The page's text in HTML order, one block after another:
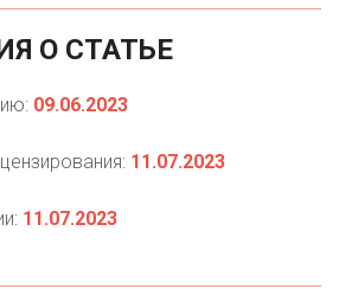
О СТАТЬЕ
09.06.2023
11.07.2023
11.07.2023